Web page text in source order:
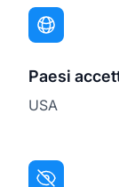
Paesi
USA